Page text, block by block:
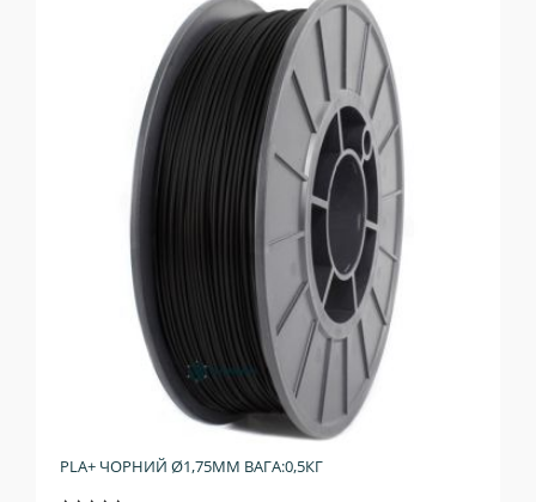
PLA+ ЧОРНИЙ Ø1,75ММ ВАГА:0,5КГ